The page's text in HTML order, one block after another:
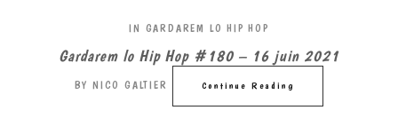
IN GARDAREM LO HIP HOP
Gardarem lo Hip Hop #180 – 16 juin 2021
BY NICO GALTIER Continue Reading